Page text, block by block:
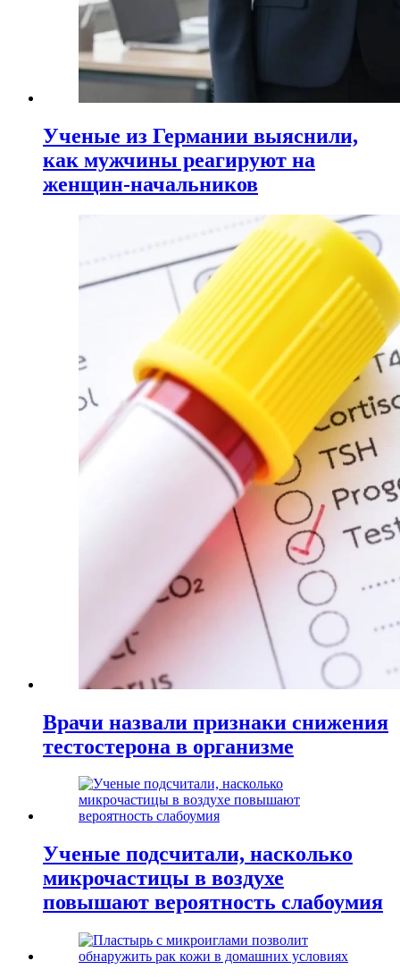
Ученые из Германии выяснили,
как мужчины реагируют на
женщин-начальников
Врачи назвали признаки снижения
тестостерона в организме
Ученые подсчитали, насколько
микрочастицы в воздухе
повышают вероятность слабоумия